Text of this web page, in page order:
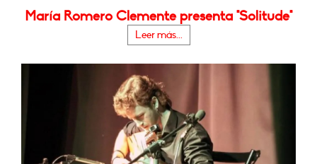
María Romero Clemente presenta "Solitude"
Leer más...